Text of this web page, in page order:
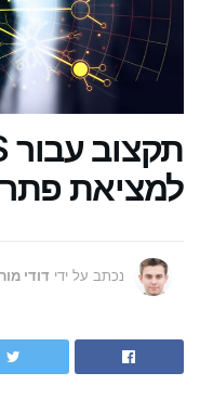
למציאת
נכתב על ידי דודי